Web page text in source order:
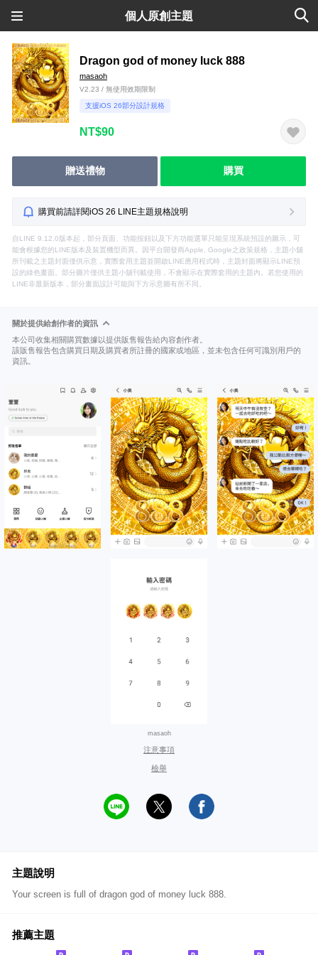
個人原創主題
Dragon god of money luck 888
masaoh
V2.23 / 無使用效期限制
支援iOS 26部分設計規格
NT$90
贈送禮物 購買
購買前請詳閱iOS 26 LINE主題規格說明
自LINE 9.12.0版本起，部分頁面、功能按鈕以及下方功能選單只能呈現系統預設的圖示，可
能會根據您的LINE版本及裝置機型而異。因平台開發商Apple, Google之政策規格，主題小舖
所刊載之主題封面僅供示意，實際套用主題並開啟LINE應用程式時，主題封面將顯示LINE預
設的綠色畫面。部分圖片僅供主題小舖刊載使用，不會顯示在實際套用的主題內。若您使用的
LINE非最新版本，部分畫面設計可能與下方示意圖有所不同。
關於提供給創作者的資訊
本公司收集相關購買數據以提供販售報告給內容創作者。
該販售報告包含購買日期及購買者所註冊的國家或地區，並未包含任何可識別用戶的
資訊。
masaoh
注意事項
檢舉
主題說明
Your screen is full of dragon god of money luck 888.
推薦主題